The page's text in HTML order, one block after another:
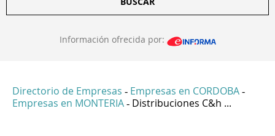
Información ofrecida por:
Directorio de Empresas - Empresas en CORDOBA -
Empresas en MONTERIA - Distribuciones C&h ...